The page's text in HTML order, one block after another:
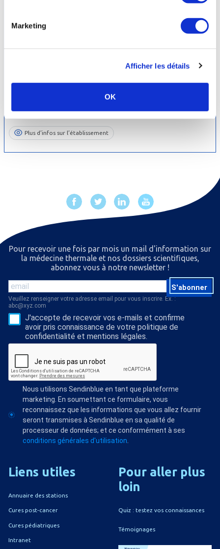
Marketing
Afficher les détails
OK
La Léchère-les-Bains -SAVOIE- Auvergne-Rhône-Alpes
23 mars au 17 octobre 2026 04.79.22.60.30
Plus d’infos sur l’établissement
Pour recevoir une fois par mois un mail d'information sur
la médecine thermale et nos dossiers scientiﬁques,
abonnez vous à notre newsletter !
S'abonner
Veuillez renseigner votre adresse email pour vous inscrire. Ex. :
abc@xyz.com
J'accepte de recevoir vos e-mails et confirme
avoir pris connaissance de votre politique de
confidentialité et mentions légales.
Nous utilisons Sendinblue en tant que plateforme
marketing. En soumettant ce formulaire, vous
reconnaissez que les informations que vous allez fournir
seront transmises à Sendinblue en sa qualité de
processeur de données; et ce conformément à ses
conditions générales d'utilisation
Liens utiles
Annuaire des stations
Cures post-cancer
Cures pédiatriques
Intranet
Pour aller plus
loin
Quiz : testez vos connaissances
Témoignages